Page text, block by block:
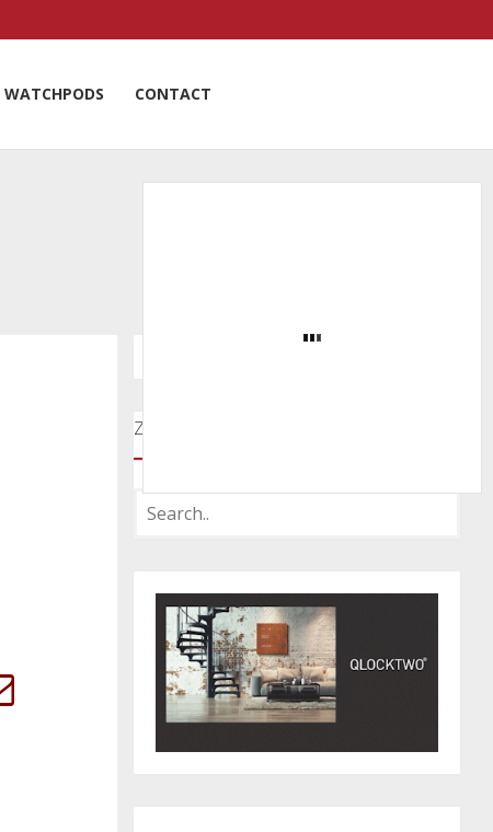
WATCHPODS CONTACT
Zoeken door onze nieuwsartikelen